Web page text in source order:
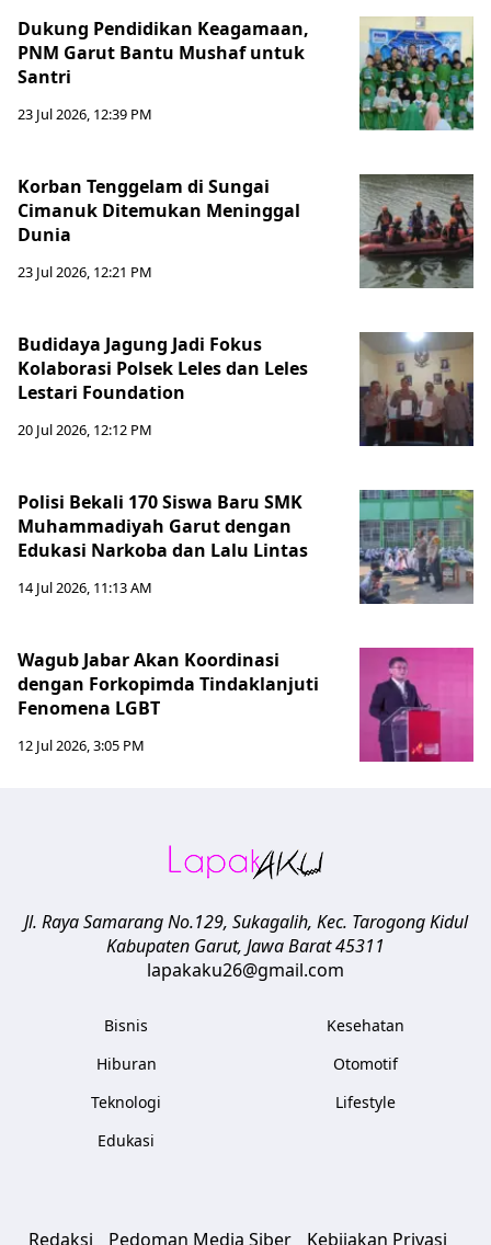
Dukung Pendidikan Keagamaan,
PNM Garut Bantu Mushaf untuk
Santri
23 Jul 2026, 12:39 PM
Korban Tenggelam di Sungai
Cimanuk Ditemukan Meninggal
Dunia
23 Jul 2026, 12:21 PM
Budidaya Jagung Jadi Fokus
Kolaborasi Polsek Leles dan Leles
Lestari Foundation
20 Jul 2026, 12:12 PM
Polisi Bekali 170 Siswa Baru SMK
Muhammadiyah Garut dengan
Edukasi Narkoba dan Lalu Lintas
14 Jul 2026, 11:13 AM
Wagub Jabar Akan Koordinasi
dengan Forkopimda Tindaklanjuti
Fenomena LGBT
12 Jul 2026, 3:05 PM
Jl. Raya Samarang No.129, Sukagalih, Kec. Tarogong Kidul
Kabupaten Garut, Jawa Barat45311
lapakaku26@gmail.com
Bisnis
Hiburan
Teknologi
Edukasi
Kesehatan
Otomotif
Lifestyle
Redaksi Pedoman Media Siber Kebijakan Privasi